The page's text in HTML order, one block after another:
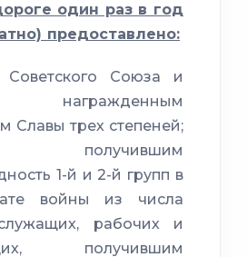
один раз в год
предоставлено:
Советского Союза и
награжденным
Славы трех степеней;
получившим
1-й и 2-й групп в
войны из числа
рабочих и
получившим